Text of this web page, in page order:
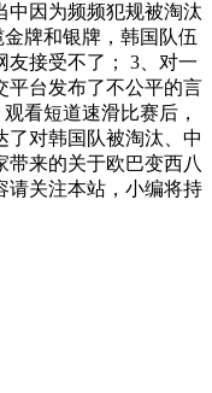
中因为频频犯规被淘汰
牌和银牌，韩国队伍
友接受不了； 3、对一
平台发布了不公平的言
看短道速滑比赛后，
对韩国队被淘汰、中
带来的关于欧巴变西八
请关注本站，小编将持